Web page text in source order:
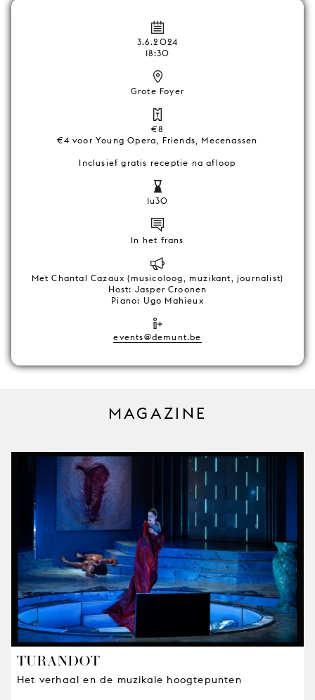
3.6.2024
18:30
Grote Foyer
€8
€4 voor Young Opera, Friends, Mecenassen
Inclusief gratis receptie na afloop
1u30
In het frans
Met Chantal Cazaux (musicoloog, muzikant, journalist)
Host: Jasper Croonen
Piano: Ugo Mahieux
events@demunt.be
MAGAZINE
TURANDOT
Het verhaal en de muzikale hoogtepunten